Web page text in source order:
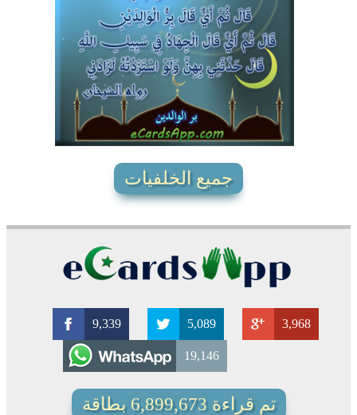
3813
2
جميع الخلفيات
3,968
5,089
9,339
19,146
تم قراءة 6,899,673 بطاقة